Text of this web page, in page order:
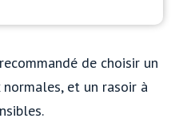
de choisir un
et un rasoir à